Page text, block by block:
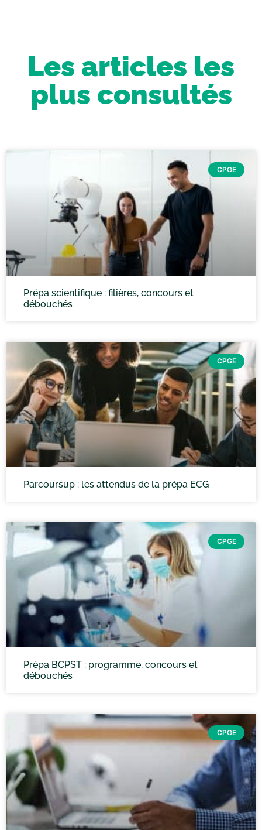
Les articles les
plus consultés
CPGE
Prépa scientifique : filières, concours et
débouchés
CPGE
Parcoursup : les attendus de la prépa ECG
CPGE
Prépa BCPST : programme, concours et
débouchés
CPGE